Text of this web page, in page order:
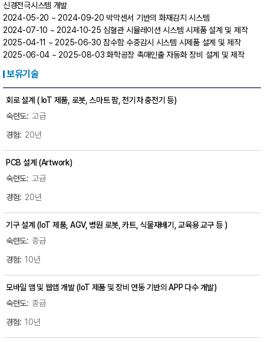
신경전극시스템 개발
2024-05-20 ~ 2024-09-20 박막센서 기반의 화재감지 시스템
2024-07-10 ~ 2024-10-25 심혈관 시뮬레이션 시스템 시제품 설계 및 제작
2025-04-11 ~ 2025-06-30 잠수함 수중감시 시스템 시제품 설계 및 제작
2025-06-04 ~ 2025-08-03 화학공장 촉매인출 자동화 장비 설계 및 제작
보유기술
회로 설계 ( IoT 제품, 로봇, 스마트 팜, 전기차 충전기 등)
고급
20년
PCB 설계 (Artwork)
고급
20년
기구 설계 (IoT 제품, AGV, 병원 로봇, 카트, 식물재배기, 교육용 교구 등 )
중급
10년
모바일 앱 및 웹앱 개발 (IoT 제품 및 장비 연동 기반의 APP 다수 개발)
중급
10년